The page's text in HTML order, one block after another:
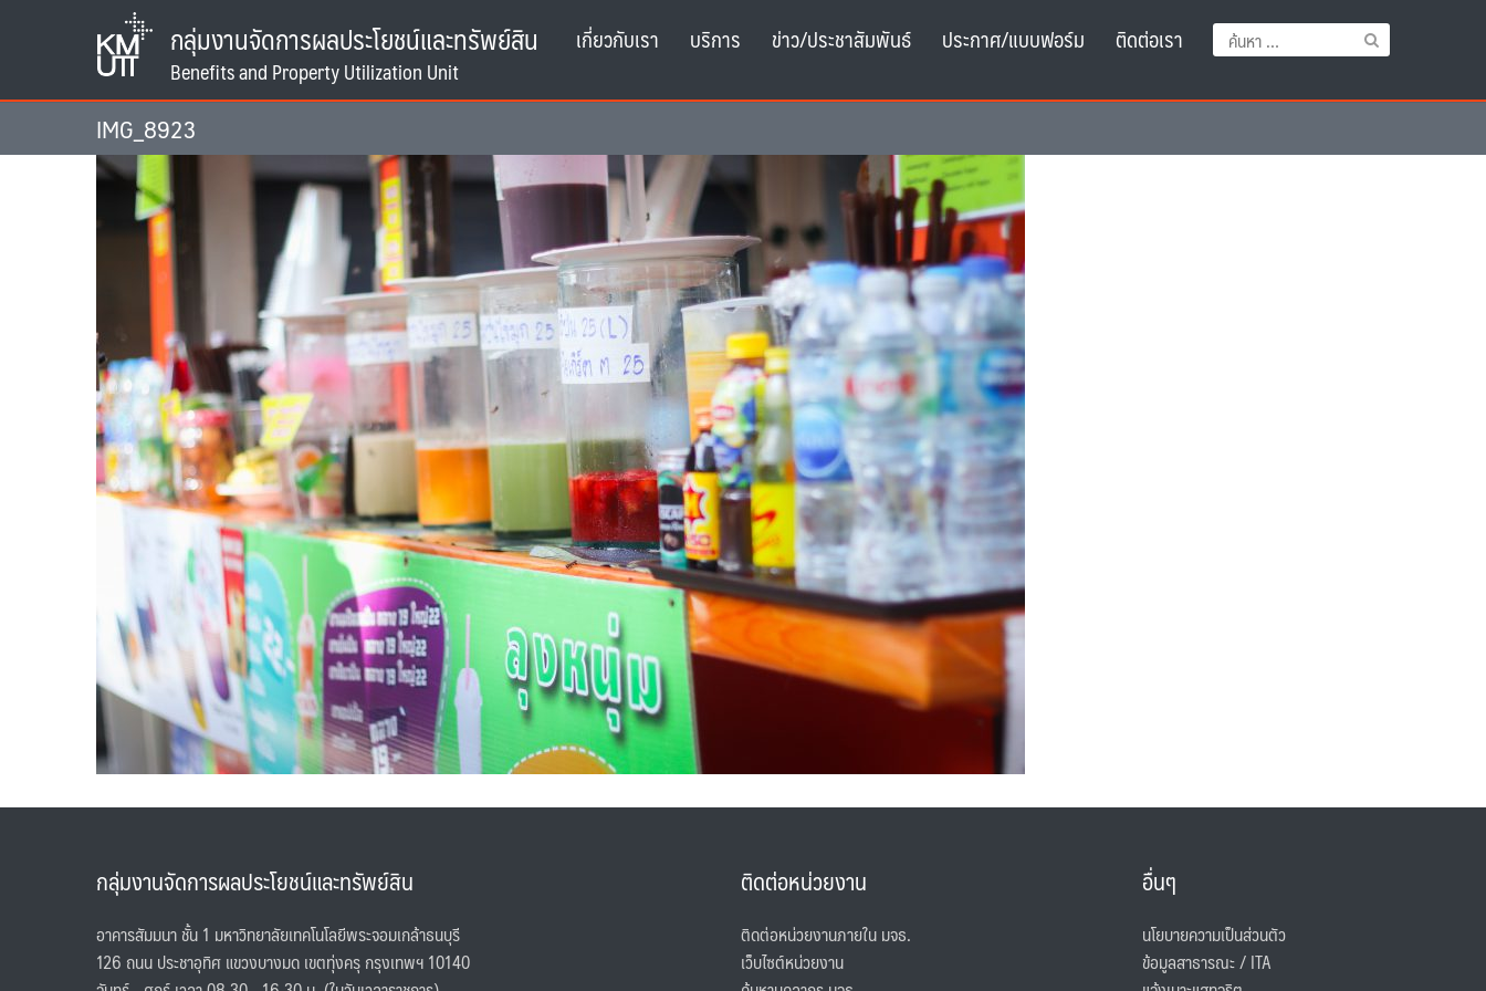
กลุ่มงานจัดการผลประโยชน์และทรัพย์สิน
ค้นหา
สำหรับ:
เกี่ยวกับเรา บริการ ข่าว/ประชาสัมพันธ์ ประกาศ/แบบฟอร์ม ติดต่อเรา
IMG_8923
กลุ่มงานจัดการผลประโยชน์และทรัพย์สิน
อาคารสัมมนา ชั้น 1 มหาวิทยาลัยเทคโนโลยีพระจอมเกล้าธนบุรี
126 ถนน ประชาอุทิศ แขวงบางมด เขตทุ่งครุ กรุงเทพฯ 10140
ติดต่อหน่วยงาน
ติดต่อหน่วยงานภายใน มจธ.
เว็บไซต์หน่วยงาน
อื่นๆ
นโยบายความเป็นส่วนตัว
ข้อมูลสาธารณะ / ITA